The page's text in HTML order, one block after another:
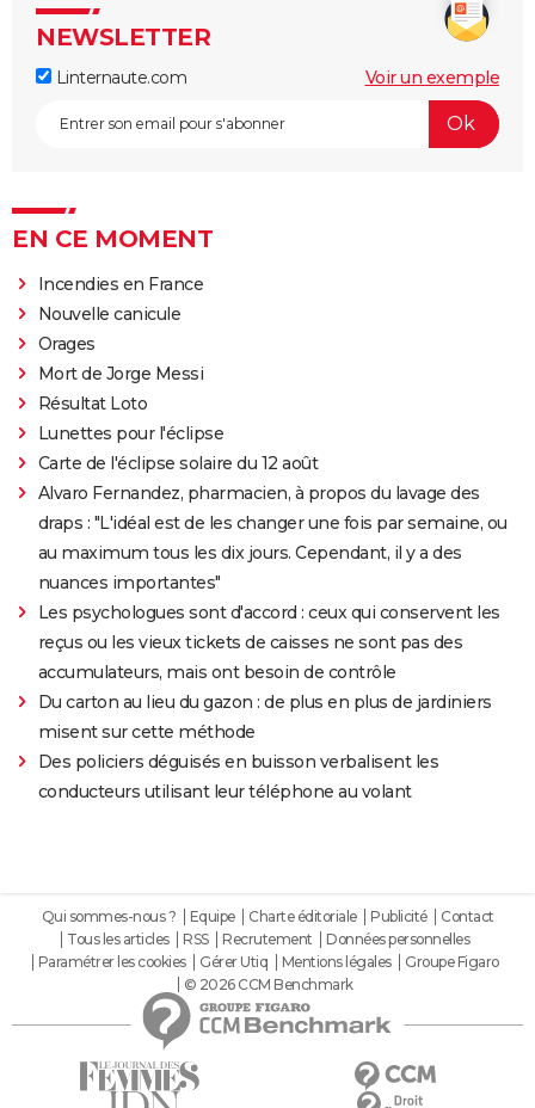
NEWSLETTER
Linternaute.com Voir un exemple
EN CE MOMENT
Incendies en France
Nouvelle canicule
Orages
Mort de Jorge Messi
Résultat Loto
Lunettes pour l'éclipse
Carte de l'éclipse solaire du 12 août
Alvaro Fernandez, pharmacien, à propos du lavage des
draps : "L'idéal est de les changer une fois par semaine, ou
au maximum tous les dix jours. Cependant, il y a des
nuances importantes"
Les psychologues sont d'accord : ceux qui conservent les
reçus ou les vieux tickets de caisses ne sont pas des
accumulateurs, mais ont besoin de contrôle
Du carton au lieu du gazon : de plus en plus de jardiniers
misent sur cette méthode
Des policiers déguisés en buisson verbalisent les
conducteurs utilisant leur téléphone au volant
Qui sommes-nous ? Equipe Charte éditoriale Publicité
Contact
Tous les articles
RSS Recrutement
Données personnelles
Paramétrer les cookies
Gérer Utiq Mentions légales
Groupe Figaro
© 2026 CCM Benchmark